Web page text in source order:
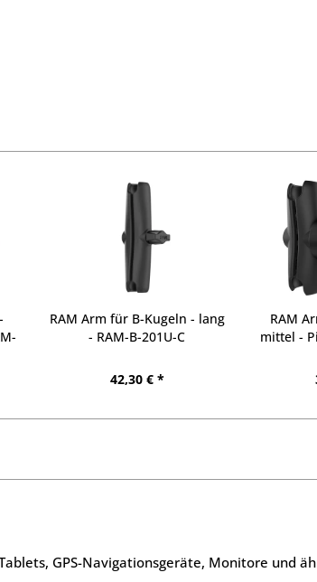
RAM Arm für B-Kugeln - lang
- RAM-B-201U-C
42,30 € *
RAM
mittel -
GPS-Navigationsgeräte, Monitore und